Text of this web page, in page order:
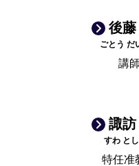
後
ごとう だ
講師
諏訪
すわ と
特任准